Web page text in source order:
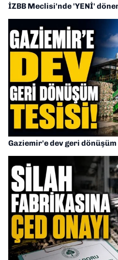
İZBB Meclisi'nde 'YENİ'
Gaziemir'e dev geri